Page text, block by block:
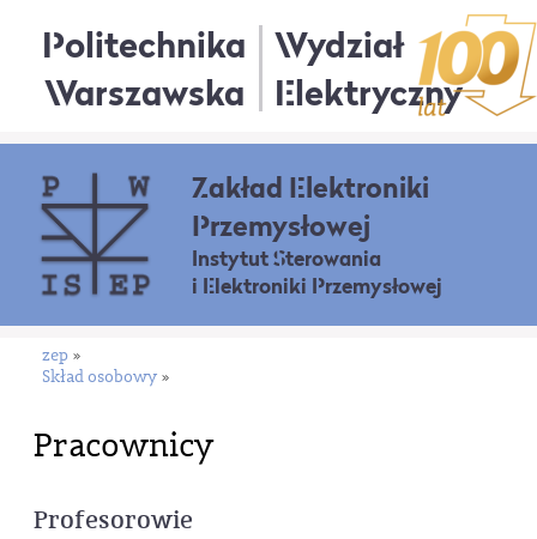
Politechnika
Warszawska
Wydział
Elektryczny
Zakład Elektroniki
Przemysłowej
Instytut Sterowania
i Elektroniki Przemysłowej
zep »
Skład osobowy »
Pracownicy
Profesorowie